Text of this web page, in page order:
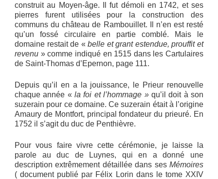
construit au Moyen-âge. Il fut démoli en 1742, et ses
pierres furent utilisées pour la construction des
communs du château de Rambouillet. Il n’en est resté
qu’un fossé circulaire en partie comblé. Mais le
domaine restait de «belle et grant estendue, prouffit et
revenu » comme indiqué en 1515 dans les Cartulaires
de Saint-Thomas d’Epernon, page 111.
Depuis qu’il en a la jouissance, le Prieur renouvelle
chaque année «la foi et l’hommage »qu’il doit à son
suzerain pour ce domaine. Ce suzerain était à l’origine
Amaury de Montfort, principal fondateur du prieuré. En
1752 il s’agit du duc de Penthièvre.
Pour vous faire vivre cette cérémonie, je laisse la
parole au duc de Luynes, qui en a donné une
description extrêmement détaillée dans ses Mémoires
( document publié par Félix Lorin dans le tome XXIV